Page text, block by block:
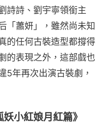
詩詩、劉宇寧領銜主
「蕭妍」，雖然尚未知
的任何古裝造型都撐得
的表現之外，這部戲也
5年再次出演古裝劇，
小紅娘月紅篇》